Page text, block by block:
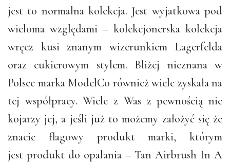
jest to normalna kolekcja. Jest wyjatkowa pod
wieloma względami – kolekcjonerska kolekcja
wręcz kusi znanym wizerunkiem Lagerfelda
oraz cukierowym stylem. Bliżej nieznana w
Polsce marka ModelCo również wiele zyskała na
tej współpracy. Wiele z Was z pewnością nie
kojarzy jej, a jeśli już to możemy założyć się że
znacie flagowy produkt marki, którym
jest produkt do opalania – Tan Airbrush In A